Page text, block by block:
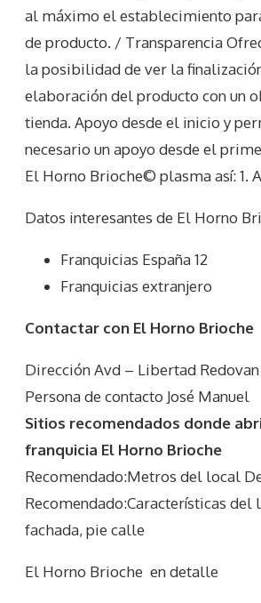
al máximo el establecimiento
de producto. / Transparencia
la posibilidad de ver la
elaboración del producto con un
tienda. Apoyo desde el inicio y
necesario un apoyo desde el
El Horno Brioche© plasma así: 1.
Datos interesantes de El Horno
Franquicias España 12
Franquicias extranjero
Contactar con El Horno Brioche
Dirección Avd – Libertad
Persona de contacto José Manuel
Sitios recomendados donde
franquicia El Horno Brioche
Recomendado:Metros del local
Recomendado:Características del
fachada, pie calle
El Horno Brioche en detalle